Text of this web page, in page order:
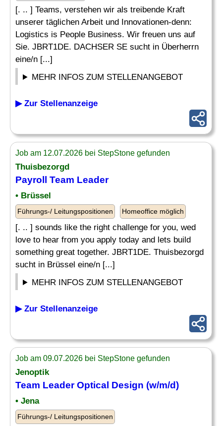
[. .. ] Teams, verstehen wir als treibende Kraft
unserer täglichen Arbeit und Innovationen-denn:
Logistics is People Business. Wir freuen uns auf
Sie. JBRT1DE. DACHSER SE sucht in Überherrn
eine/n [...]
MEHR INFOS ZUM STELLENANGEBOT
▶ Zur Stellenanzeige
Job am 12.07.2026 bei StepStone gefunden
Thuisbezorgd
Payroll Team Leader
• Brüssel
Führungs-/ Leitungspositionen Homeoffice möglich
[. .. ] sounds like the right challenge for you, wed
love to hear from you apply today and lets build
something great together. JBRT1DE. Thuisbezorgd
sucht in Brüssel eine/n [...]
MEHR INFOS ZUM STELLENANGEBOT
▶ Zur Stellenanzeige
Job am 09.07.2026 bei StepStone gefunden
Jenoptik
Team LeaderOptical Design (w/m/d)
• Jena
Führungs-/ Leitungspositionen